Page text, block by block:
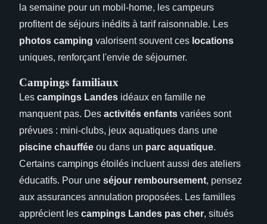
la semaine pour un mobil-home, les campeurs
profitent de séjours inédits à tarif raisonnable. Les
photos camping valorisent souvent ces locations
uniques, renforçant l'envie de séjourner.
Campings familiaux
Les campings Landes idéaux en famille ne
manquent pas. Des activités enfants variées sont
prévues : mini-clubs, jeux aquatiques dans une
piscine chauffée ou dans un parc aquatique.
Certains campings étoilés incluent aussi des ateliers
éducatifs. Pour une séjour remboursement, pensez
aux assurances annulation proposées. Les familles
apprécient les campings Landes pas cher, situés